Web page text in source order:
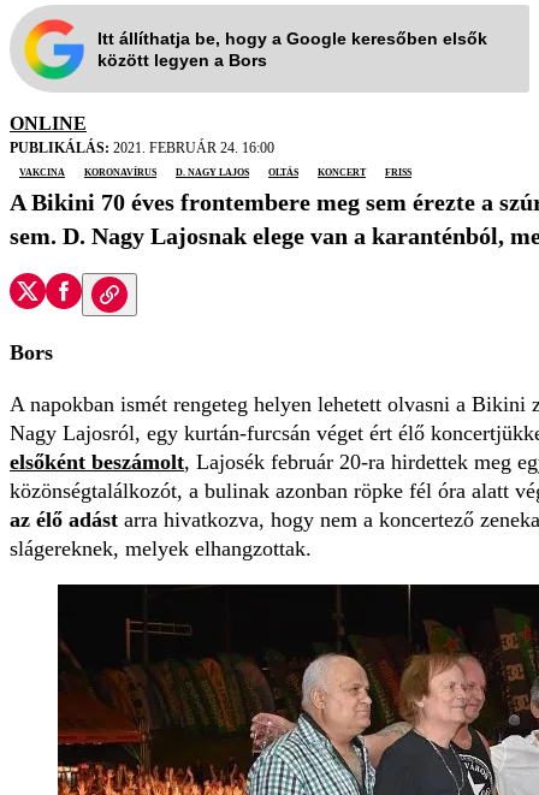
Itt állíthatja be, hogy a Google keresőben elsők
között legyen a Bors
ONLINE
PUBLIKÁLÁS: 2021. FEBRUÁR 24. 16:00
vakcina
koronavírus D. Nagy Lajos oltás koncert friss
A Bikini 70 éves frontembere meg sem érezte a
sem. D. Nagy Lajosnak elege van a karanténból,
Bors
A napokban ismét rengeteg helyen lehetett olvasni a Bikini
Nagy Lajosról, egy kurtán-furcsán véget ért élő
elsőként beszámolt, Lajosék február 20-ra hirdettek meg
közönségtalálkozót, a bulinak azonban röpke fél óra alatt
az élő adást arra hivatkozva, hogy nem a koncertező
slágereknek, melyek elhangzottak.